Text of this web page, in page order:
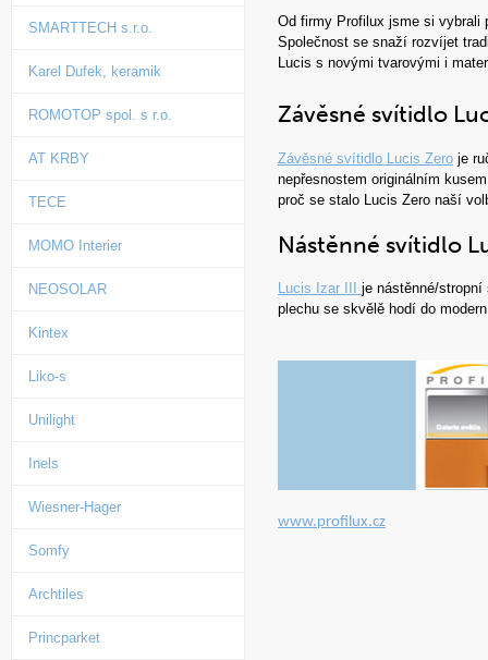
SMARTTECH s.r.o.
Karel Dufek, keramik
ROMOTOP spol. s r.o.
AT KRBY
TECE
MOMO Interier
NEOSOLAR
Kintex
Liko-s
Unilight
Inels
Wiesner-Hager
Somfy
Archtiles
Princparket
Od firmy Profilux jsme si vybrali
Společnost se snaží rozvíjet
Lucis s novými tvarovými i
Závěsné svítidlo
Závěsné svítidlo Lucis Zeroje
nepřesnostem originálním
proč se stalo Lucis Zero naší
Nástěnné svítidlo
Lucis Izar III je nástěnné/
plechu se skvělě hodí do
www.profilux.cz